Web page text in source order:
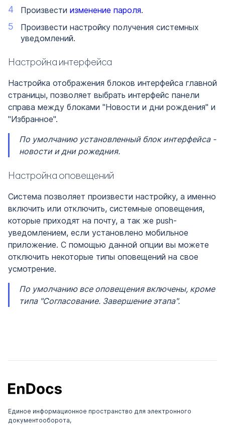
Произвести изменение пароля.
Произвести настройку получения системных
уведомлений.
Настройка интерфейса
Настройка отображения блоков интерфейса главной
страницы, позволяет выбрать интерфейс панели
справа между блоками "Новости и дни рождения" и
"Избранное".
По умолчанию установленный блок интерфейса -
новости и дни рожедния.
Настройка оповещений
Система позволяет произвести настройку, а именно
включить или отключить, системные оповещения,
которые приходят на почту, а так же push-
уведомлением, если установлено мобильное
приложение. С помощью данной опции вы можете
отключить некоторые типы оповещений на свое
усмотрение.
По умолчанию все оповещения включены, кроме
типа "Согласование. Завершение этапа".
Единое информационное пространство для электронного
документооборота,